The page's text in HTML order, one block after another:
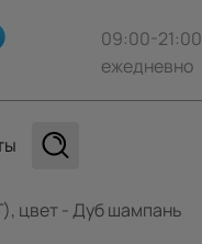
09:00-21:00
ежедневно
цвет - Дуб шампань